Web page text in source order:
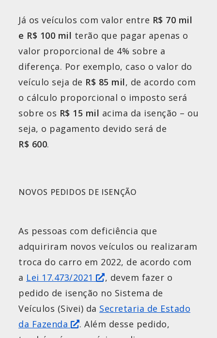
Já os veículos com valor entre R$ 70 mil
e R$ 100 mil terão que pagar apenas o
valor proporcional de 4% sobre a
diferença. Por exemplo, caso o valor do
veículo seja de R$ 85 mil, de acordo com
o cálculo proporcional o imposto será
sobre os R$ 15 mil acima da isenção – ou
seja, o pagamento devido será de
R$ 600.
NOVOS PEDIDOS DE ISENÇÃO
As pessoas com deficiência que
adquiriram novos veículos ou realizaram
troca do carro em 2022, de acordo com
a Lei 17.473/2021
, devem fazer o
pedido de isenção no Sistema de
Veículos (Sivei) da Secretaria de Estado
da Fazenda
. Além desse pedido,